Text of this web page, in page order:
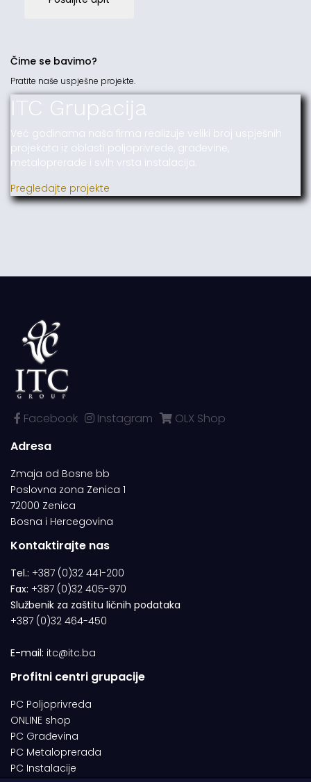
Čime se bavimo?
Pratite naše uspješne projekte.
ITC Grupacija
Već godinama naša firma realizuje veliki broj uspješnih
projekata iz oblasti poljoprivrede, građevine,
metaloprerade i svih vrsta instalacija.
Pregledajte projekte
Facebook Instagram
OLX Shop
Adresa
Zmaja od Bosne bb
Poslovna zona Zenica 1
72000 Zenica
Bosna i Hercegovina
Kontaktirajte nas
Tel.: +387 (0)32 441-200
Fax: +387 (0)32 405-970
Službenik za zaštitu ličnih podataka
+387 (0)32 464-450
E-mail: itc@itc.ba
Profitni centri grupacije
PC Poljoprivreda
ONLINE shop
PC Građevina
PC Metaloprerada
PC Instalacije